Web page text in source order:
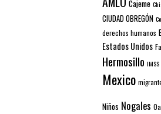
Cajeme
CIUDAD OBREGÓN
derechos humanos
Estados Unidos
Hermosillo IMSS
Mexico
Niños Nogales